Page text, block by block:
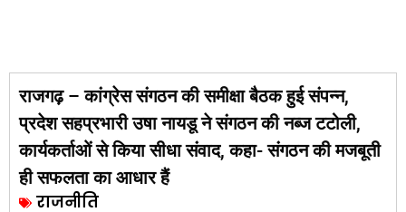
राजगढ़ – कांग्रेस संगठन की समीक्षा बैठक हुई संपन्न,
प्रदेश सहप्रभारी उषा नायडू ने संगठन की नब्ज टटोली,
कार्यकर्ताओं से किया सीधा संवाद, कहा- संगठन की मजबूती
ही सफलता का आधार हैं
राजनीति